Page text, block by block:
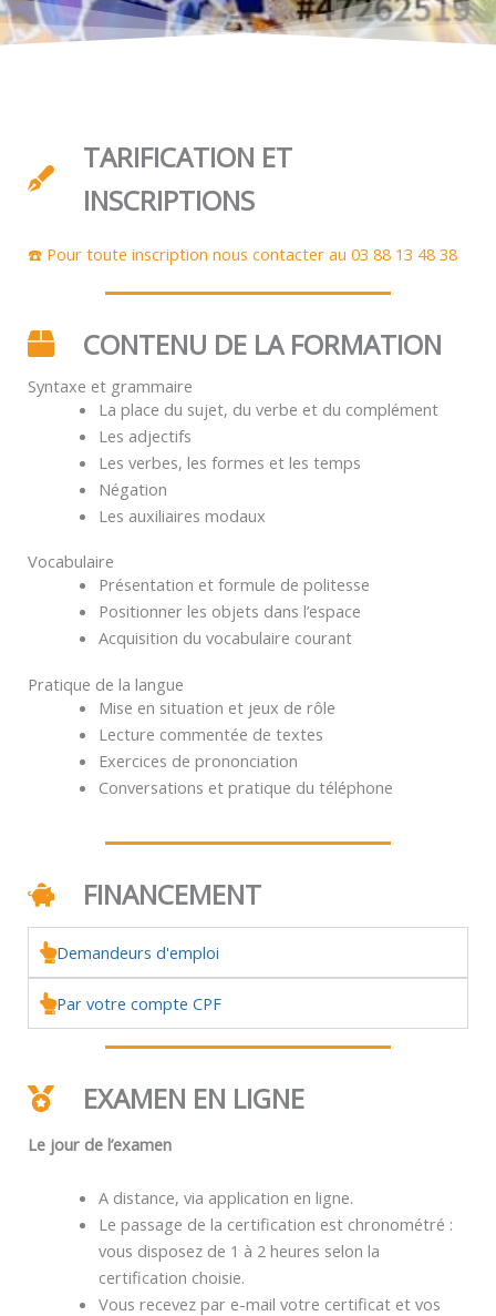
TARIFICATION ET
INSCRIPTIONS
☎️ Pour toute inscription nous contacter au 03 88 13 48 38
CONTENU DE LA FORMATION
Syntaxe et grammaire
La place du sujet, du verbe et du complément
Les adjectifs
Les verbes, les formes et les temps
Négation
Les auxiliaires modaux
Vocabulaire
Présentation et formule de politesse
Positionner les objets dans l’espace
Acquisition du vocabulaire courant
Pratique de la langue
Mise en situation et jeux de rôle
Lecture commentée de textes
Exercices de prononciation
Conversations et pratique du téléphone
FINANCEMENT
Demandeurs d'emploi
Par votre compte CPF
EXAMEN EN LIGNE
Le jour de l’examen
A distance, via application en ligne.
Le passage de la certification est chronométré :
vous disposez de 1 à 2 heures selon la
certification choisie.
Vous recevez par e-mail votre certificat et vos